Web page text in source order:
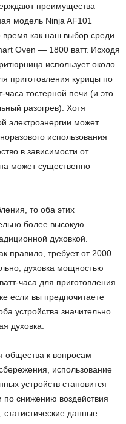
преимущества
модель Ninja AF101
время как наш выбор среди
Oven — 1800 ватт. Исходя
использует около
приготовления курицы по
тостерной печи (и это
разогрев). Хотя
электроэнергии может
использования
в зависимости от
может существенно
то оба этих
более высокую
духовкой.
правило, требует от 2000
духовка мощностью
часа для приготовления
если вы предпочитаете
устройства значительно
духовка.
общества к вопросам
использование
устройств становится
по снижению воздействия
данные